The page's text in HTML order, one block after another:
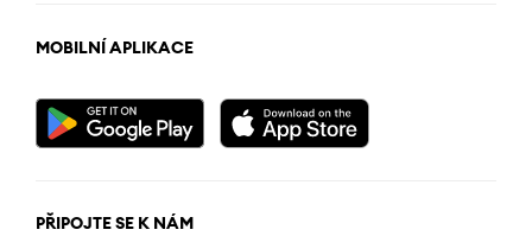
MOBILNÍ APLIKACE
PŘIPOJTE SE K NÁM